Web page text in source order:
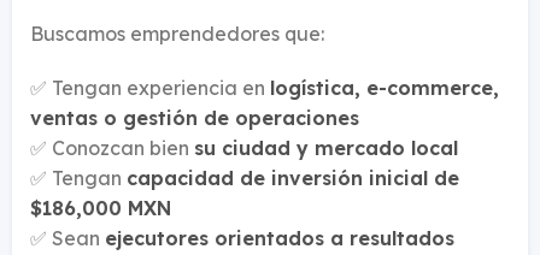
Buscamos emprendedores que:
✅ Tengan experiencia en logística, e-commerce,
ventas o gestión de operaciones
✅ Conozcan bien su ciudad y mercado local
✅ Tengan capacidad de inversión inicial de
$186,000 MXN
✅ Sean ejecutores orientados a resultados